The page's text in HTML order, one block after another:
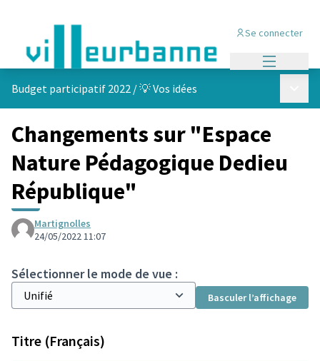
Se connecter
Budget participatif 2022 /💡 Vos idées
Changements sur "Espace
Nature Pédagogique Dedieu
République"
Martignolles
24/05/2022 11:07
Sélectionner le mode de vue :
Basculer l’affichage
Titre (Français)